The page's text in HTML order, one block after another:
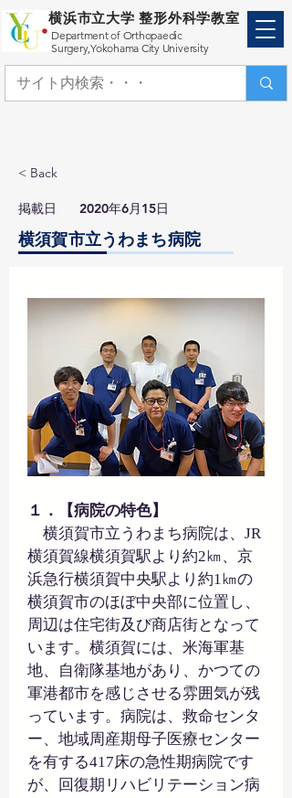
横浜市立大学 整形外科学教室
Department of Orthopaedic
Surgery,Yokohama City University
< Back
​掲載日 2020年6月15日
横須賀市立うわまち病院
１．【病院の特色】
横須賀市立うわまち病院は、JR
横須賀線横須賀駅より約2㎞、京
浜急行横須賀中央駅より約1㎞の
横須賀市のほぼ中央部に位置し、
周辺は住宅街及び商店街となって
います。横須賀には、米海軍基
地、自衛隊基地があり、かつての
軍港都市を感じさせる雰囲気が残
っています。病院は、救命センタ
ー、地域周産期母子医療センター
を有する417床の急性期病院です
が、回復期リハビリテーション病